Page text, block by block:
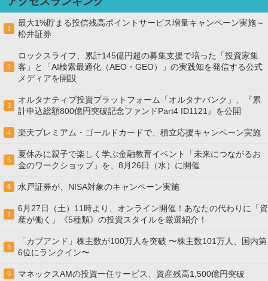
1
最大1%貯まる投信残高ポイントサービス増量キャンペーン実施～
松井証券
2
ロックスライフ、累計145億円超の募集支援で培った「投資家集
客」と「AI検索最適化（AEO・GEO）」の実践知を発信する公式
メディアを開設
3
オルタナティブ投資プラットフォーム「オルタナバンク」、『累
計申込総額800億円突破記念ファンドPart4 ID1121』を公開
4 楽天プレミアム・ゴールドカードで、積立応援キャンペーン実施
5
夏休みに親子で楽しく学ぶ金融教育イベント「未来につながるお
金のワークショップ」を、8月26日（水）に開催
6 水戸証券が、NISA対象のキャンペーン実施
7
6月27日（土）11時より、オンライン開催！あなたの代わりに「資
産が働く」《5種類》の投資スタイルを厳選紹介！
8
「カブアンド」株主数が100万人を突破 〜株主数101万人、国内第
6位にランクイン〜
9 マネックスAMの投資一任サービス、資産残高1,500億円突破